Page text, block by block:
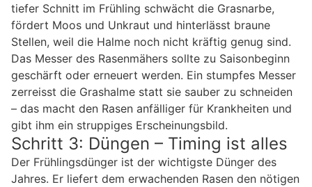
tiefer Schnitt im Frühling schwächt die Grasnarbe,
fördert Moos und Unkraut und hinterlässt braune
Stellen, weil die Halme noch nicht kräftig genug sind.
Das Messer des Rasenmähers sollte zu Saisonbeginn
geschärft oder erneuert werden. Ein stumpfes Messer
zerreisst die Grashalme statt sie sauber zu schneiden
– das macht den Rasen anfälliger für Krankheiten und
gibt ihm ein struppiges Erscheinungsbild.
Schritt 3: Düngen – Timing ist alles
Der Frühlingsdünger ist der wichtigste Dünger des
Jahres. Er liefert dem erwachenden Rasen den nötigen